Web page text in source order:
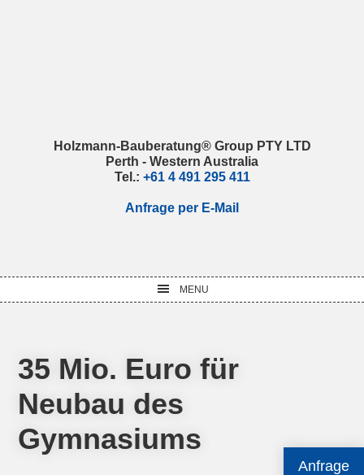
Anfrage
Holzmann-Bauberatung® Group PTY LTD
Perth - Western Australia
Tel.: +61 4 491 295 411
Anfrage per E-Mail
MENU
35 Mio. Euro für
Neubau des
Gymnasiums